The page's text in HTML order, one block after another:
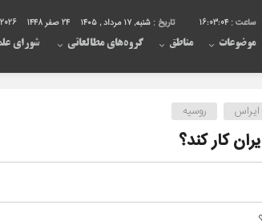
16:03:05 تاریخ : شنبه, ۱۷ مرداد , ۱۴۰۵ 24 صفر 1448
موضوعات مناطق گروه‌های مطالعاتی شورای
ایراس روسیه
کار کند؟